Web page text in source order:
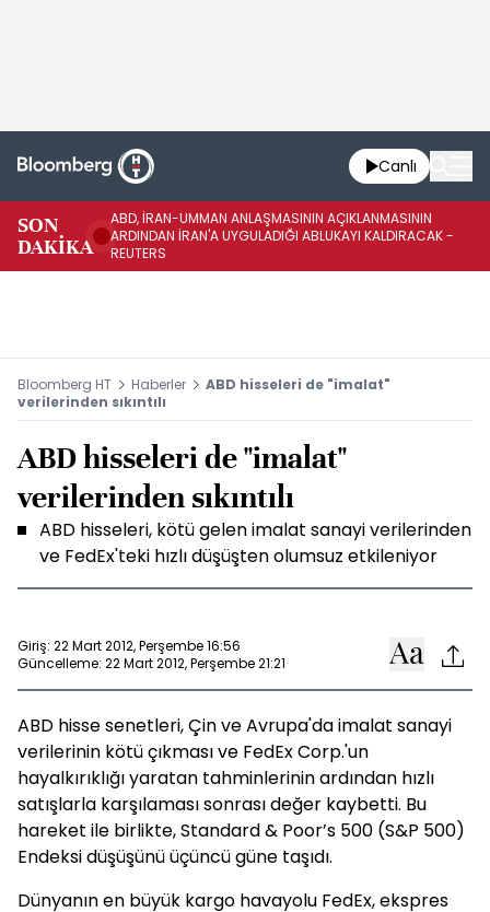
Canlı
SON
DAKİKA
ABD, İRAN-UMMAN ANLAŞMASININ AÇIKLANMASININ
ARDINDAN İRAN'A UYGULADIĞI ABLUKAYI KALDIRACAK -
REUTERS
Bloomberg HT Haberler
ABD hisseleri de "imalat"
verilerinden sıkıntılı
ABD hisseleri de "imalat"
verilerinden sıkıntılı
ABD hisseleri, kötü gelen imalat sanayi verilerinden
ve FedEx'teki hızlı düşüşten olumsuz etkileniyor
Giriş: 22 Mart 2012, Perşembe 16:56
Güncelleme: 22 Mart 2012, Perşembe 21:21
ABD hisse senetleri, Çin ve Avrupa'da imalat sanayi
verilerinin kötü çıkması ve FedEx Corp.'un
hayalkırıklığı yaratan tahminlerinin ardından hızlı
satışlarla karşılaması sonrası değer kaybetti. Bu
hareket ile birlikte, Standard & Poor’s 500 (S&P 500)
Endeksi düşüşünü üçüncü güne taşıdı.
Dünyanın en büyük kargo havayolu FedEx, ekspres